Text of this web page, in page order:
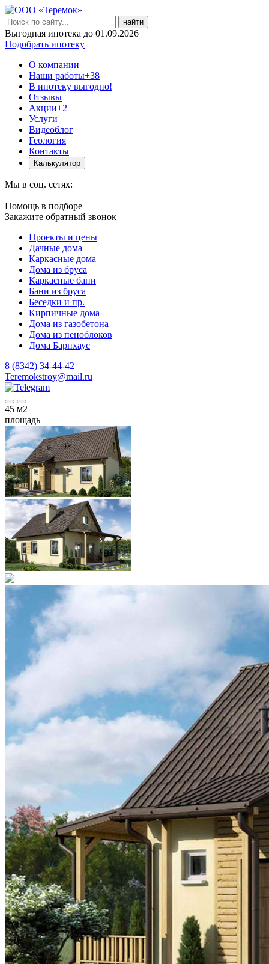
найти
Выгодная ипотека до 01.09.2026
Подобрать ипотеку
О компании
Наши работы+38
В ипотеку выгодно!
Отзывы
Акции+2
Услуги
Видеоблог
Геология
Контакты
Калькулятор
Мы в соц. сетях:
Помощь в подборе
Закажите обратный звонок
Проекты и цены
Дачные дома
Каркасные дома
Дома из бруса
Каркасные бани
Бани из бруса
Беседки и пр.
Кирпичные дома
Дома из газобетона
Дома из пеноблоков
Дома Барнхаус
8 (8342) 34-44-42
Teremokstroy@mail.ru
45 м2
площадь